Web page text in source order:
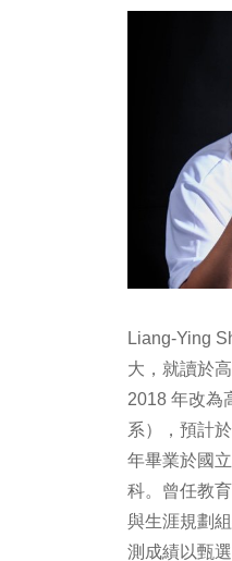
Liang-Ying
大，就讀於
2018 年改為
系），預計
年畢業於國
科。曾任教
與生涯規劃
測成績以甄